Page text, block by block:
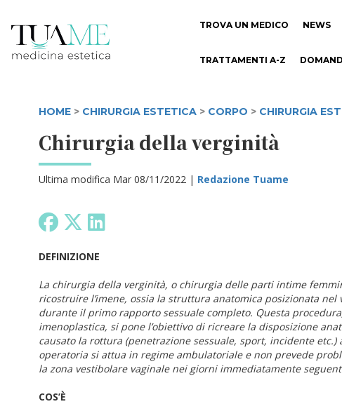
TROVA UN MEDICO NEWS
TRATTAMENTI A-Z
HOME > CHIRURGIA ESTETICA > CORPO > CHIRURGIA
Chirurgia della verginità
Ultima modifica Mar 08/11/2022 | Redazione Tuame
DEFINIZIONE
La chirurgia della verginità, o chirurgia delle parti intime
ricostruire l’imene, ossia la struttura anatomica posizionata
durante il primo rapporto sessuale completo. Questa
imenoplastica, si pone l’obiettivo di ricreare la disposizione
causato la rottura (penetrazione sessuale, sport, incidente
operatoria si attua in regime ambulatoriale e non prevede
la zona vestibolare vaginale nei giorni immediatamente
COS’È